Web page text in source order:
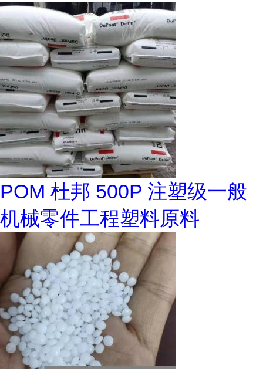
POM 杜邦 500P 注塑级一般
机械零件工程塑料原料